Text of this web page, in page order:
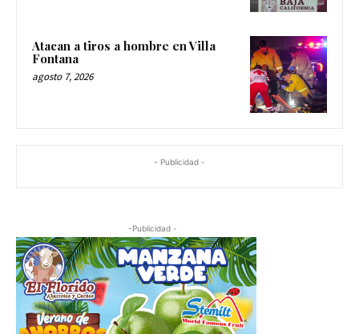
Atacan a tiros a hombre en Villa
Fontana
agosto 7, 2026
- Publicidad -
-Publicidad -